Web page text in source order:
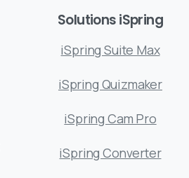
Solutions iSpring
iSpring Suite Max
iSpring Quizmaker
iSpring Cam Pro
iSpring Converter